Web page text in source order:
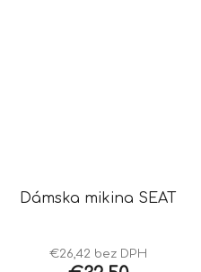
Dámska mikina SEAT
€26,42 bez DPH